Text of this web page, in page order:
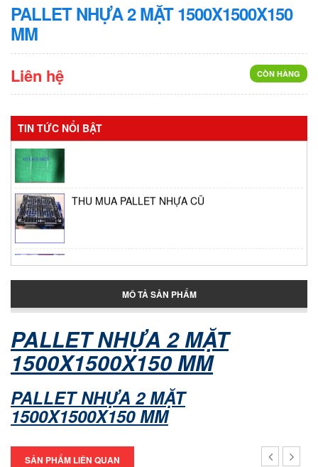
PALLET NHỰA 2 MẶT 1500X1500X150
MM
CÒN HÀNG
Liên hệ
TIN TỨC NỔI BẬT
Vỉ phơi bánh tráng
THU MUA PALLET NHỰA CŨ
Thùng đựng đá lớn
Pallet nhựa cũ Tân Phú
MÔ TẢ SẢN PHẨM
PALLET NHỰA 2 MẶT
1500X1500X150 MM
PALLET NHỰA 2 MẶT
1500X1500X150 MM
SẢN PHẨM LIÊN QUAN